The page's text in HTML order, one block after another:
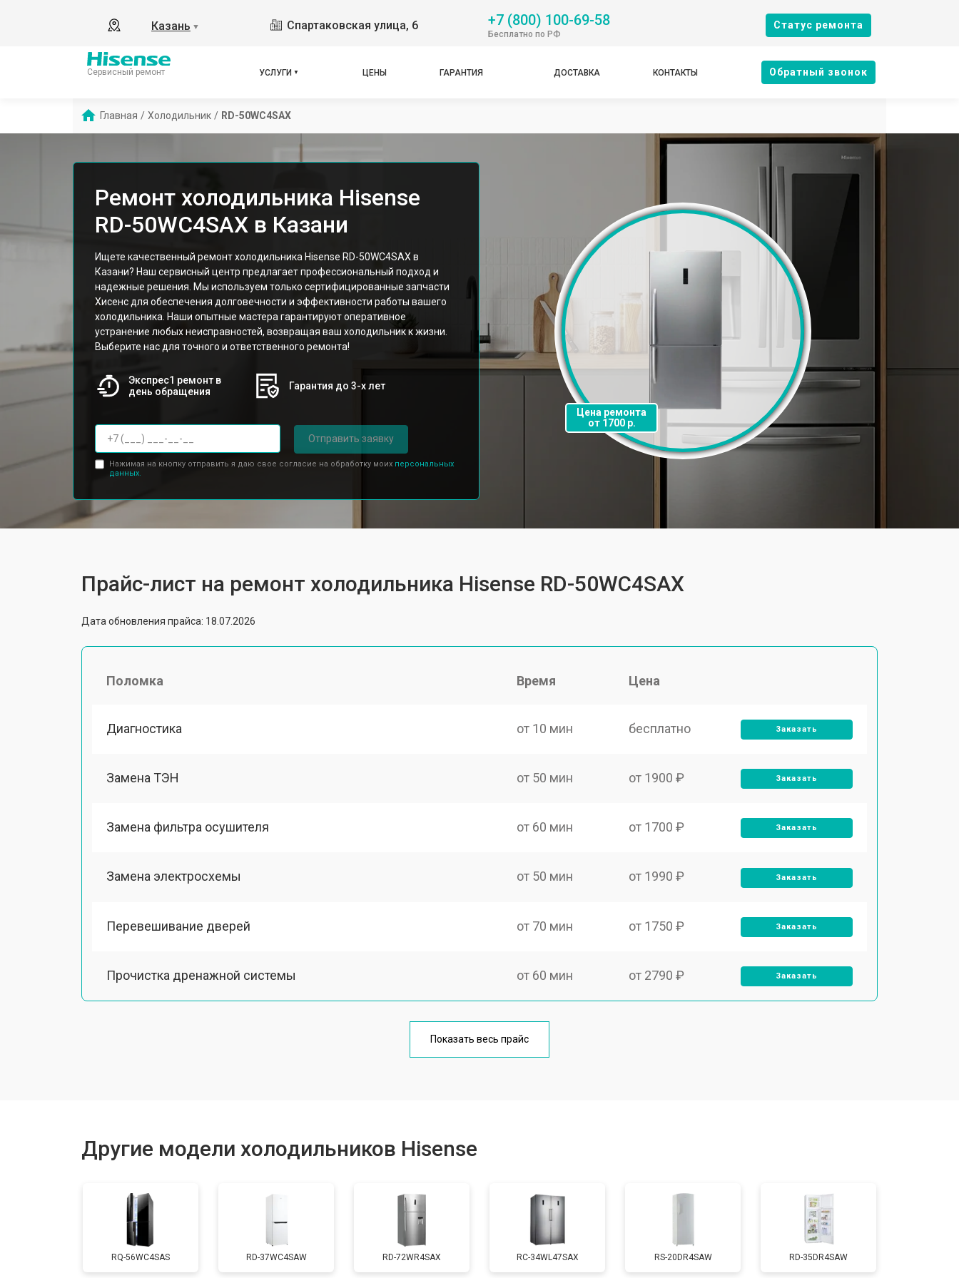
Казань ▼ Спартаковская улица, 6 +7 (800) 100-69-58
Бесплатно по РФ
Cтатус ремонта
Сервисный ремонт УСЛУГИ ЦЕНЫ ГАРАНТИЯ ДОСТАВКА КОНТАКТЫ Oбратный звонок
Главная / Холодильник / RD-50WC4SAX
Ремонт холодильника Hisense
RD-50WC4SAX в Казани
Ищете качественный ремонт холодильника Hisense RD-50WC4SAX в
Казани? Наш сервисный центр предлагает профессиональный подход и
надежные решения. Мы используем только сертифицированные запчасти
Хисенс для обеспечения долговечности и эффективности работы вашего
холодильника. Наши опытные мастера гарантируют оперативное
устранение любых неисправностей, возвращая ваш холодильник к жизни.
Выберите нас для точного и ответственного ремонта!
Экспрес1 ремонт в
день обращения
Гарантия до 3-х лет
Отправить заявку
Нажимая на кнопку отправить я даю свое согласие на обработку моих персональных
данных.
Цена ремонта
от 1700 р.
Прайс-лист на ремонт холодильника Hisense RD-50WC4SAX
Дата обновления прайса: 18.07.2026
Поломка Время Цена
Диагностика от 10 мин бесплатно Заказать
Замена ТЭН от 50 мин от 1900 ₽ Заказать
Замена фильтра осушителя от 60 мин от 1700 ₽ Заказать
Замена электросхемы от 50 мин от 1990 ₽ Заказать
Перевешивание дверей от 70 мин от 1750 ₽ Заказать
Прочистка дренажной системы от 60 мин от 2790 ₽ Заказать
от 60 мин
Замена таймера от 70 мин Заказать
Замена платы управления (мат.платы, мейн платы) от 50 мин от 1700 ₽ Заказать
Показать весь прайс
Другие модели холодильников Hisense
RQ-56WC4SAS RD-37WC4SAW RD-72WR4SAX RС-34WL47SAX RS-20DR4SAW RD-35DR4SAW